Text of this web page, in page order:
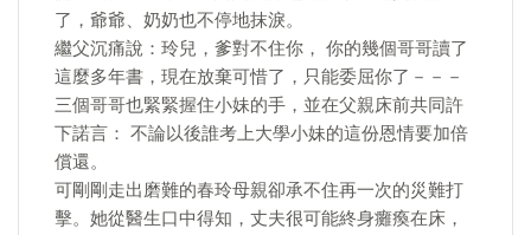
了，爺爺、奶奶也不停地抹淚。
繼父沉痛說：玲兒，爹對不住你， 你的幾個哥哥讀了
這麼多年書，現在放棄可惜了，只能委屈你了－－－
三個哥哥也緊緊握住小妹的手，並在父親床前共同許
下諾言： 不論以後誰考上大學小妹的這份恩情要加倍
償還。
可剛剛走出磨難的春玲母親卻承不住再一次的災難打
擊。她從醫生口中得知，丈夫很可能終身癱瘓在床，